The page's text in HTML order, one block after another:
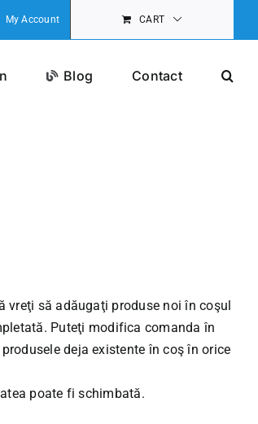
My Account CART
Blog Contact
vreţi să adăugaţi produse noi în coşul
Puteţi modifica comanda în
deja existente în coş în orice
poate fi schimbată.